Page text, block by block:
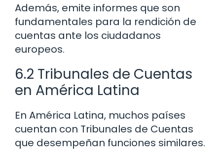
Además, emite informes que son
fundamentales para la rendición de
cuentas ante los ciudadanos
europeos.
6.2 Tribunales de Cuentas
en América Latina
En América Latina, muchos países
cuentan con Tribunales de Cuentas
que desempeñan funciones similares.